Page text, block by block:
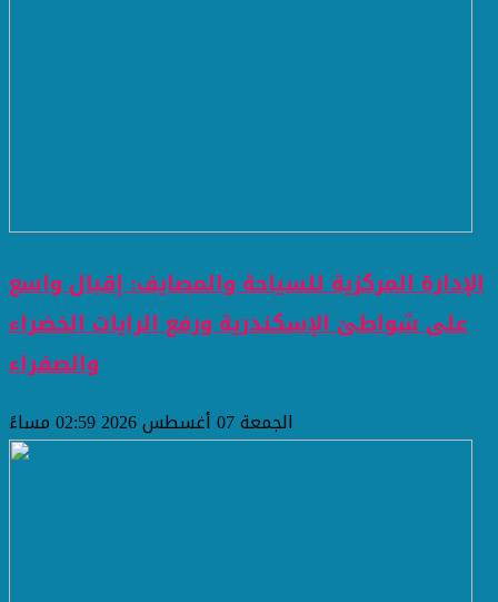
الإدارة المركزية للسياحة والمصايف: إقبال واسع
على شواطئ الإسكندرية ورفع الرايات الخضراء
والصفراء
الجمعة 07 أغسطس 2026 02:59 مساءً